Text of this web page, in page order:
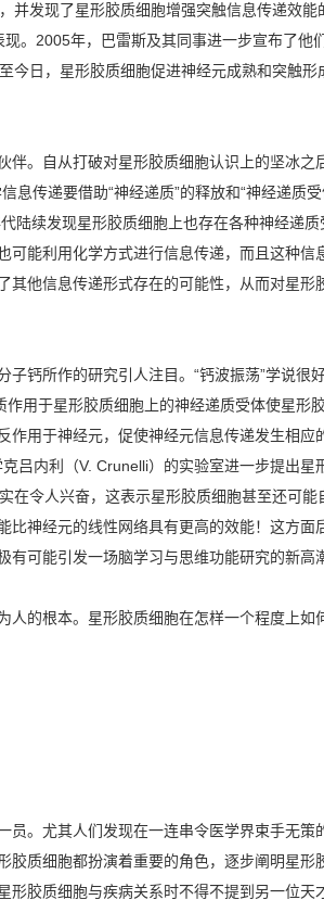
发现了星形胶质细胞增强突触信息传递效
。2005年，巴雷斯及其同事进一步宣布了他
日，星形胶质细胞促进神经元成熟和突触形
。自从打破对星形胶质细胞认识上的坚冰之
传递要借助“神经递质”的释放和“神经递质
陆续发现星形胶质细胞上也存在各种神经递
能利用化学方式进行信息传递，而且这种信
他信息传递形式存在的可能性，从而对星形
所作的研究引人注目。“钙波振荡”学说很
用于星形胶质细胞上的神经递质受体使星形
用于神经元，促使神经元信息传递发生相应
吕内利（V. Crunelli）的实验室进一步提出星
令人兴奋，这表示星形胶质细胞甚至还可
神经元的线性网络具有更高的效能！这方面
可能引发一场脑学习与思维功能研究的新高
的根本。星形胶质细胞在怎样一个程度上如
。尤其人们发现在一连串令医学界束手无策
质细胞都扮演着重要的角色，逐步阐明星形
形胶质细胞与疾病关系时不得不提到另一位